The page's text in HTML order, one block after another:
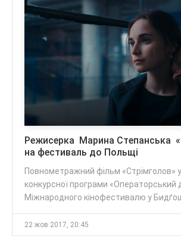
Режисерка Марина Степанська
на фестиваль до Польщі
Повнометражний фільм «Стрімголов»
конкурсної програми «Операторський
Міжнародного кінофестивалю у
22 жов 2017, 20:45